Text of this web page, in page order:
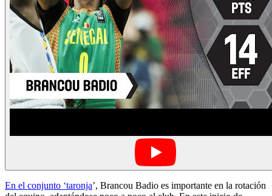
En el conjunto ‘taronja’, Brancou Badio es importante en la rotación